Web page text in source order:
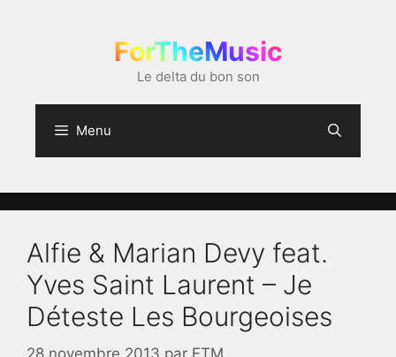
ForTheMusic
Le delta du bon son
Menu
Alfie & Marian Devy feat.
Yves Saint Laurent – Je
Déteste Les Bourgeoises
28 novembre 2013 par FTM